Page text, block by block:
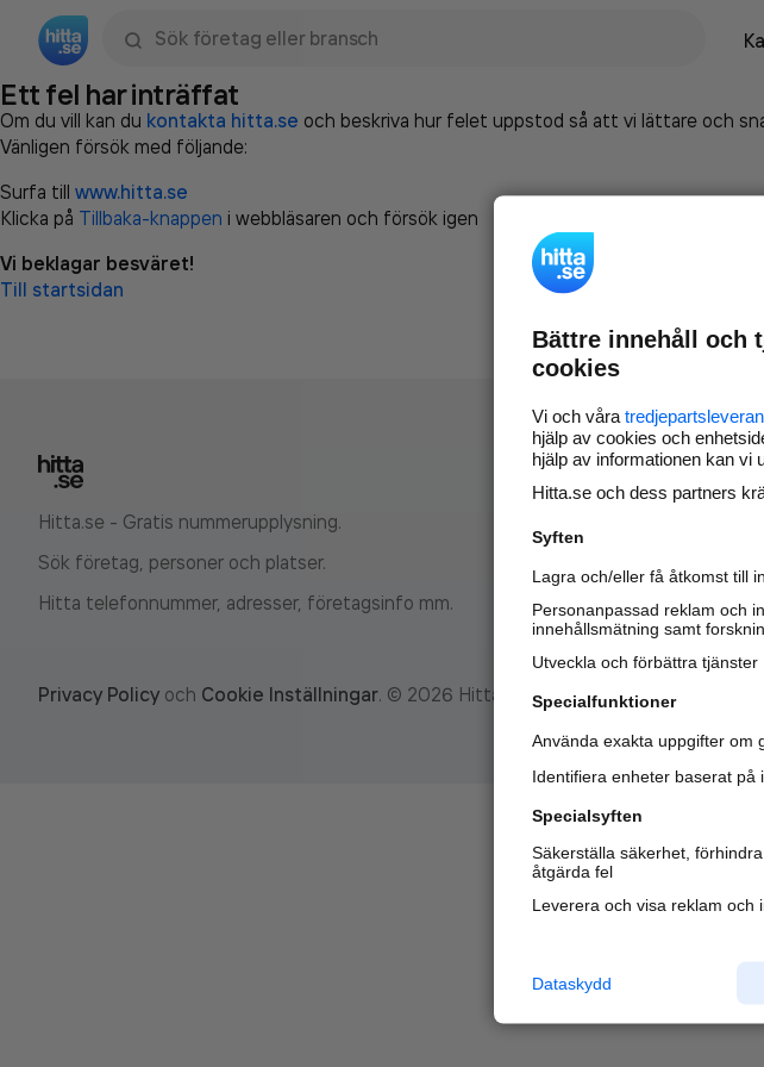
Ett fel har inträffat
Om du vill kan du kontakta hitta.se och beskriva hur felet uppstod så att vi lättare och
Vänligen försök med följande:
Surfa till www.hitta.se
Klicka på Tillbaka-knappen i webbläsaren och försök igen
Vi beklagar besväret!
Till startsidan
Hitta.se - Gratis nummerupplysning.
Sök företag, personer och platser.
Hitta telefonnummer, adresser, företagsinfo mm.
Privacy Policy och Cookie Inställningar. © 2026 Hitta.se
Bättre innehåll och
cookies
Vi och våra
hjälp av cookies och
hjälp av informationen kan vi
Hitta.se och dess partners
Syften
Lagra och/eller få åtkomst till
Personanpassad reklam och
innehållsmätning samt
Utveckla och förbättra tjänster
Specialfunktioner
Använda exakta uppgifter om
Identifiera enheter baserat på
Specialsyften
Säkerställa säkerhet,
åtgärda fel
Leverera och visa reklam och
Dataskydd